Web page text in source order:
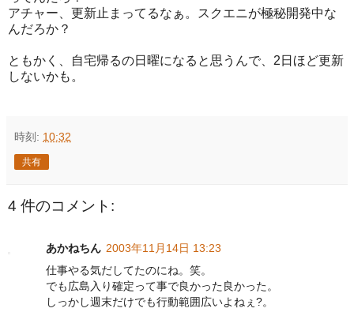
アチャー、更新止まってるなぁ。スクエニが極秘開発中な
んだろか？
ともかく、自宅帰るの日曜になると思うんで、2日ほど更新
しないかも。
時刻: 10:32
共有
4 件のコメント:
あかねちん 2003年11月14日 13:23
仕事やる気だしてたのにね。笑。
でも広島入り確定って事で良かった良かった。
しっかし週末だけでも行動範囲広いよねぇ?。